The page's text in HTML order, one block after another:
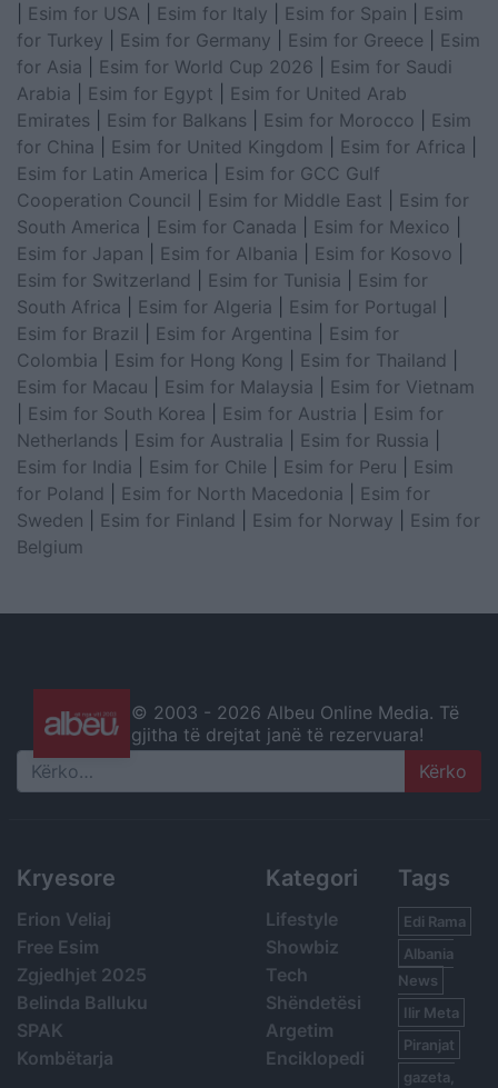
Esim for USA Esim for Italy Esim for Spain
Esim
for Turkey
Esim for Germany Esim for Greece
Esim
for Asia
Esim for World Cup 2026
Esim for Saudi
Arabia
Esim for Egypt
Esim for United Arab
Emirates
Esim for Balkans Esim for Morocco
Esim
for China
Esim for United Kingdom Esim for Africa
Esim for Latin America
Esim for GCC Gulf
Cooperation Council
Esim for Middle East
Esim for
South America
Esim for Canada Esim for Mexico
Esim for Japan
Esim for Albania Esim for Kosovo
Esim for Switzerland
Esim for Tunisia
Esim for
South Africa
Esim for Algeria Esim for Portugal
Esim for Brazil
Esim for Argentina
Esim for
Colombia
Esim for Hong Kong Esim for Thailand
Esim for Macau
Esim for Malaysia
Esim for Vietnam
Esim for South Korea Esim for Austria
Esim for
Netherlands
Esim for Australia Esim for Russia
Esim for India
Esim for Chile Esim for Peru
Esim
for Poland
Esim for North Macedonia
Esim for
Sweden
Esim for Finland Esim for Norway
Esim for
Belgium
© 2003 - 2026 Albeu Online Media. Të
gjitha të drejtat janë të rezervuara!
Search
Kryesore
Erion Veliaj
Free Esim
Zgjedhjet 2025
Belinda Balluku
SPAK
Kombëtarja
Kategori
Lifestyle
Showbiz
Tech
Shëndetësi
Argetim
Enciklopedi
Tags
Edi Rama
Albania
News
Ilir Meta
Piranjat
gazeta,